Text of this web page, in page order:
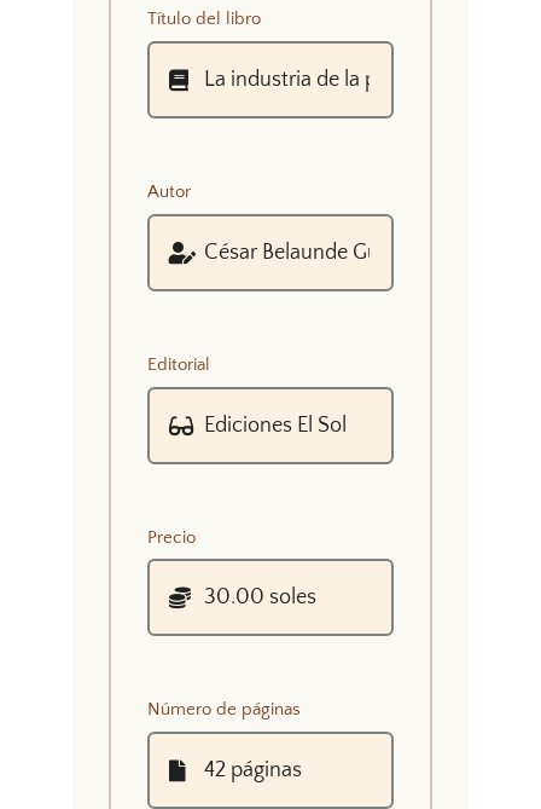
Título del libro
Autor
Editorial
Precio
Número de páginas